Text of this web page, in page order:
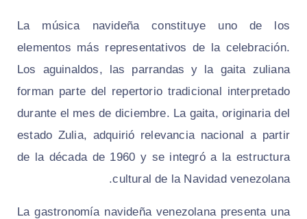
La música navideña constituye uno de los
elementos más representativos de la celebración.
Los aguinaldos, las parrandas y la gaita zuliana
forman parte del repertorio tradicional interpretado
durante el mes de diciembre. La gaita, originaria del
estado Zulia, adquirió relevancia nacional a partir
de la década de 1960 y se integró a la estructura
cultural de la Navidad venezolana.
La gastronomía navideña venezolana presenta una